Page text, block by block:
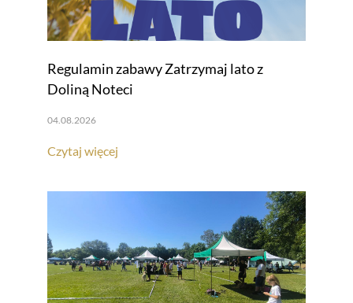
Regulamin zabawy Zatrzymaj lato z
Doliną Noteci
04.08.2026
Czytaj więcej